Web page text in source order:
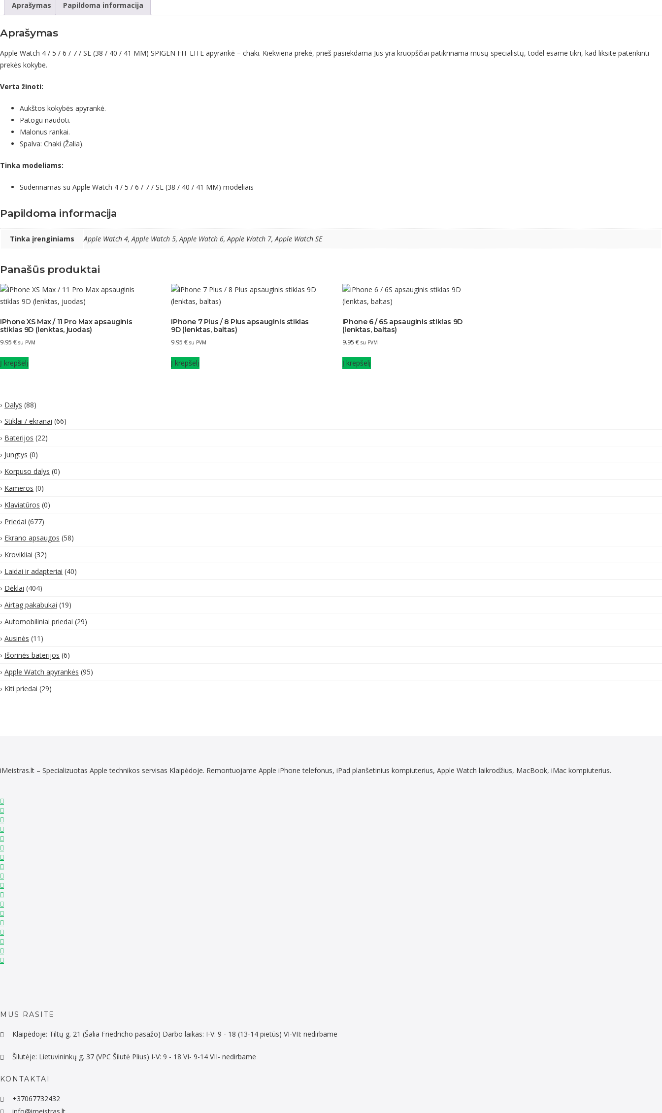
7
Aprašymas Papildoma informacija
Aprašymas
Apple Watch 4 / 5 / 6 / 7 / SE (38 / 40 / 41 MM) SPIGEN FIT LITE apyrankė – chaki. Kiekviena prekė, prieš pasiekdama Jus yra kruopščiai patikrinama mūsų specialistų, todėl esame tikri, kad liksite patenkinti
prekės kokybe.
Verta žinoti:
Aukštos kokybės apyrankė.
Patogu naudoti.
Malonus rankai.
Spalva: Chaki (Žalia).
Tinka modeliams:
Suderinamas su Apple Watch 4 / 5 / 6 / 7 / SE (38 / 40 / 41 MM) modeliais
Papildoma informacija
Tinka įrenginiams Apple Watch 4, Apple Watch 5, Apple Watch 6, Apple Watch 7, Apple Watch SE
Panašūs produktai
iPhone XS Max / 11 Pro Max apsauginis
stiklas 9D (lenktas, juodas)
9.95 € su PVM
Į krepšelį
iPhone 7 Plus / 8 Plus apsauginis stiklas
9D (lenktas, baltas)
9.95€ su PVM
Į krepšelį
iPhone 6 / 6S apsauginis stiklas 9D
(lenktas, baltas)
9.95 € su PVM
Į krepšelį
Dalys (88)
Stiklai / ekranai (66)
Baterijos (22)
Jungtys (0)
Korpuso dalys (0)
Kameros (0)
Klaviatūros (0)
Priedai (677)
Ekrano apsaugos (58)
Krovikliai (32)
Laidai ir adapteriai (40)
Dėklai (404)
Airtag pakabukai (19)
Automobiliniai priedai (29)
Ausinės (11)
Išorinės baterijos (6)
Apple Watch apyrankės (95)
Kiti priedai (29)
iMeistras.lt – Specializuotas Apple technikos servisas Klaipėdoje. Remontuojame Apple iPhone telefonus, iPad planšetinius kompiuterius, Apple Watch laikrodžius, MacBook, iMac kompiuterius.
MUS RASITE
Klaipėdoje: Tiltų g. 21 (Šalia Friedricho pasažo) Darbo laikas: I-V: 9 - 18 (13-14 pietūs) VI-VII: nedirbame
Šilutėje: Lietuvininkų g. 37 (VPC Šilutė Plius) I-V: 9 - 18 VI- 9-14 VII- nedirbame
KONTAKTAI
+37067732432